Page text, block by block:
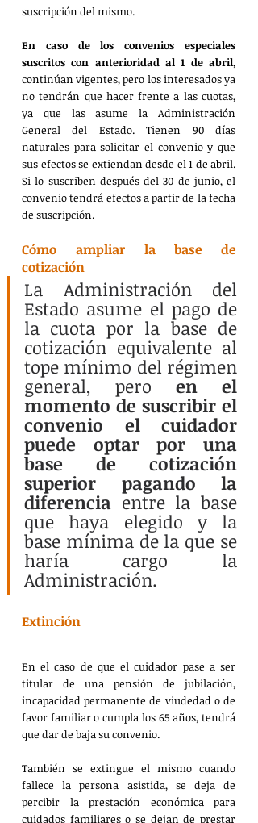
suscripción del mismo.
En caso de los convenios especiales
suscritos con anterioridad al 1 de abril,
continúan vigentes, pero los interesados ya
no tendrán que hacer frente a las cuotas,
ya que las asume la Administración
General del Estado. Tienen 90 días
naturales para solicitar el convenio y que
sus efectos se extiendan desde el 1 de abril.
Si lo suscriben después del 30 de junio, el
convenio tendrá efectos a partir de la fecha
de suscripción.
Cómo ampliar la base de
cotización
La Administración del
Estado asume el pago de
la cuota por la base de
cotización equivalente al
tope mínimo del régimen
general, pero en el
momento de suscribir el
convenio el cuidador
puede optar por una
base de cotización
superior pagando la
diferencia entre la base
que haya elegido y la
base mínima de la que se
haría cargo la
Administración.
Extinción
En el caso de que el cuidador pase a ser
titular de una pensión de jubilación,
incapacidad permanente de viudedad o de
favor familiar o cumpla los 65 años, tendrá
que dar de baja su convenio.
También se extingue el mismo cuando
fallece la persona asistida, se deja de
percibir la prestación económica para
cuidados familiares o se dejan de prestar